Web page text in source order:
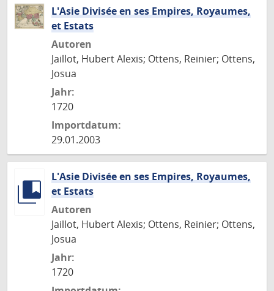
L'Asie Divisée en ses Empires, Royaumes,
et Estats
Autoren
Jaillot, Hubert Alexis; Ottens, Reinier; Ottens,
Josua
Jahr:
1720
Importdatum:
29.01.2003
L'Asie Divisée en ses Empires, Royaumes,
et Estats
Autoren
Jaillot, Hubert Alexis; Ottens, Reinier; Ottens,
Josua
Jahr:
1720